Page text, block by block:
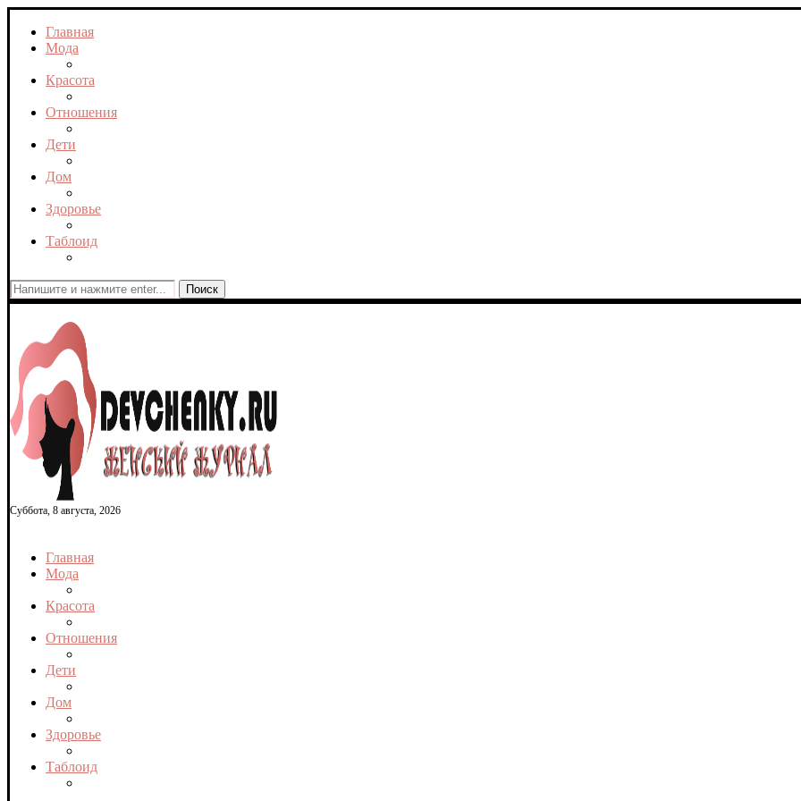
Главная
Мода
Красота
Отношения
Дети
Дом
Здоровье
Таблоид
Поиск
Суббота, 8 августа, 2026
Главная
Мода
Красота
Отношения
Дети
Дом
Здоровье
Таблоид